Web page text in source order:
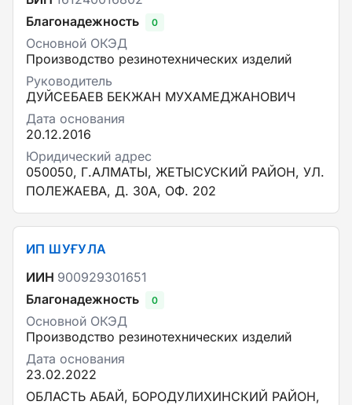
Благонадежность
0
Основной ОКЭД
Производство резинотехнических изделий
Руководитель
ДУЙСЕБАЕВ БЕКЖАН МУХАМЕДЖАНОВИЧ
Дата основания
20.12.2016
Юридический адрес
050050, Г.АЛМАТЫ, ЖЕТЫСУСКИЙ РАЙОН, УЛ.
ПОЛЕЖАЕВА, Д. 30А, ОФ. 202
ИП ШУҒУЛА
ИИН 900929301651
Благонадежность
0
Основной ОКЭД
Производство резинотехнических изделий
Дата основания
23.02.2022
ОБЛАСТЬ АБАЙ, БОРОДУЛИХИНСКИЙ РАЙОН,